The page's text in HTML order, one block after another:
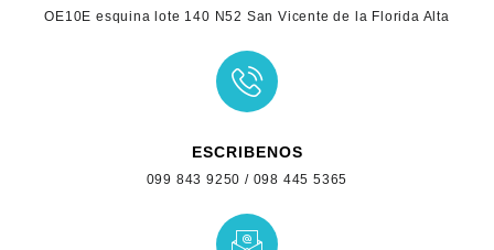
OE10E esquina lote 140 N52 San Vicente de la Florida Alta
ESCRIBENOS
099 843 9250 / 098 445 5365